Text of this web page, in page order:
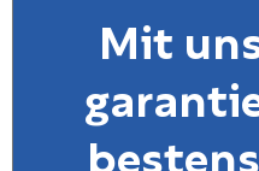
Mit